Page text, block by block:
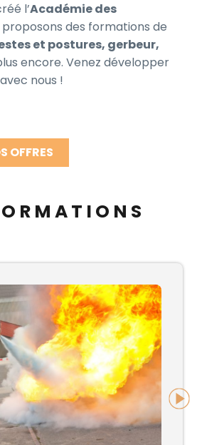
l’Académie des
proposons des formations de
et postures, gerbeur,
encore. Venez développer
nous !
OFFRES